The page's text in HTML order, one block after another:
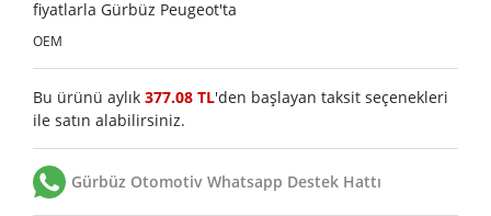
fiyatlarla Gürbüz Peugeot'ta
OEM
Bu ürünü aylık 377.08 TL'den başlayan taksit seçenekleri
ile satın alabilirsiniz.
Gürbüz Otomotiv Whatsapp Destek Hattı